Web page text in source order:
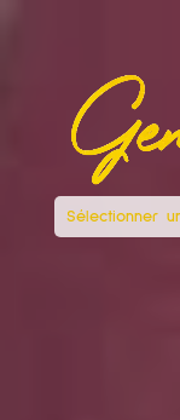
Sélectionner